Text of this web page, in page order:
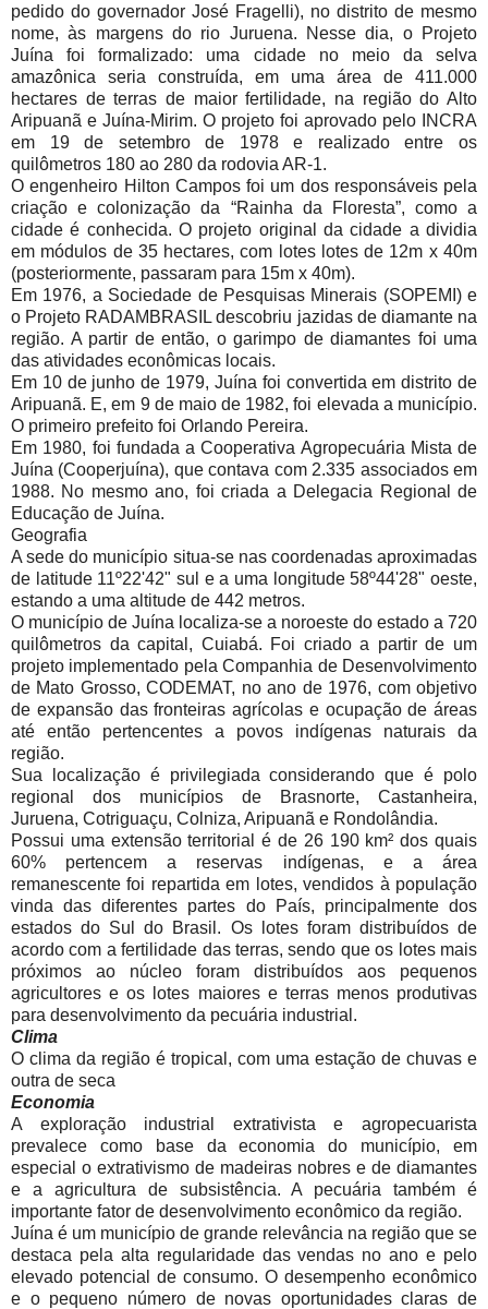
pedido do governador José Fragelli), no distrito de mesmo
nome, às margens do rio Juruena. Nesse dia, o Projeto
Juína foi formalizado: uma cidade no meio da selva
amazônica seria construída, em uma área de 411.000
hectares de terras de maior fertilidade, na região do Alto
Aripuanã e Juína-Mirim. O projeto foi aprovado pelo INCRA
em 19 de setembro de 1978 e realizado entre os
quilômetros 180 ao 280 da rodovia AR-1.
O engenheiro Hilton Campos foi um dos responsáveis pela
criação e colonização da “Rainha da Floresta”, como a
cidade é conhecida. O projeto original da cidade a dividia
em módulos de 35 hectares, com lotes lotes de 12m x 40m
(posteriormente, passaram para 15m x 40m).
Em 1976, a Sociedade de Pesquisas Minerais (SOPEMI) e
o Projeto RADAMBRASIL descobriu jazidas de diamante na
região. A partir de então, o garimpo de diamantes foi uma
das atividades econômicas locais.
Em 10 de junho de 1979, Juína foi convertida em distrito de
Aripuanã. E, em 9 de maio de 1982, foi elevada a município.
O primeiro prefeito foi Orlando Pereira.
Em 1980, foi fundada a Cooperativa Agropecuária Mista de
Juína (Cooperjuína), que contava com 2.335 associados em
1988. No mesmo ano, foi criada a Delegacia Regional de
Educação de Juína.
Geografia
A sede do município situa-se nas coordenadas aproximadas
de latitude 11º22'42" sul e a uma longitude 58º44'28" oeste,
estando a uma altitude de 442 metros.
O município de Juína localiza-se a noroeste do estado a 720
quilômetros da capital, Cuiabá. Foi criado a partir de um
projeto implementado pela Companhia de Desenvolvimento
de Mato Grosso, CODEMAT, no ano de 1976, com objetivo
de expansão das fronteiras agrícolas e ocupação de áreas
até então pertencentes a povos indígenas naturais da
região.
Sua localização é privilegiada considerando que é polo
regional dos municípios de Brasnorte, Castanheira,
Juruena, Cotriguaçu, Colniza, Aripuanã e Rondolândia.
Possui uma extensão territorial é de 26 190 km² dos quais
60% pertencem a reservas indígenas, e a área
remanescente foi repartida em lotes, vendidos à população
vinda das diferentes partes do País, principalmente dos
estados do Sul do Brasil. Os lotes foram distribuídos de
acordo com a fertilidade das terras, sendo que os lotes mais
próximos ao núcleo foram distribuídos aos pequenos
agricultores e os lotes maiores e terras menos produtivas
para desenvolvimento da pecuária industrial.
Clima
O clima da região é tropical, com uma estação de chuvas e
outra de seca
Economia
A exploração industrial extrativista e agropecuarista
prevalece como base da economia do município, em
especial o extrativismo de madeiras nobres e de diamantes
e a agricultura de subsistência. A pecuária também é
importante fator de desenvolvimento econômico da região.
Juína é um município de grande relevância na região que se
destaca pela alta regularidade das vendas no ano e pelo
elevado potencial de consumo. O desempenho econômico
e o pequeno número de novas oportunidades claras de